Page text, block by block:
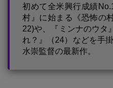
初めて全米興行成績
村』に始まる《恐怖の
22)や、『ミンナのウタ
れ？』（24）などを手
水崇監督の最新作。